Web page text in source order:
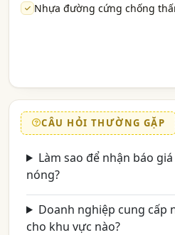
Nhựa đường cứng chống
CÂU HỎI THƯỜNG GẶP
Làm sao để nhận báo
nóng?
Doanh nghiệp cung cấp
cho khu vực nào?